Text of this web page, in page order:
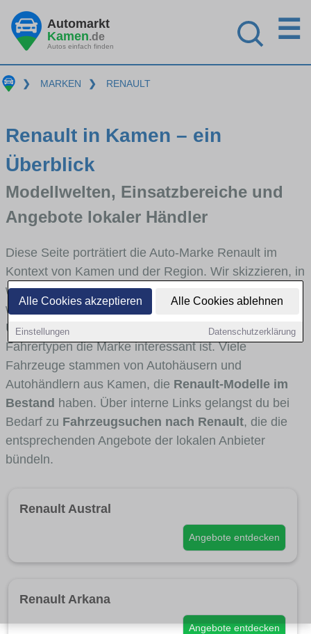
Alle Cookies akzeptieren Alle Cookies ablehnen
Einstellungen Datenschutzerklärung
Automarkt
Kamen.de
Autos einfach finden
☰
❯ MARKEN ❯ RENAULT
Renault in Kamen – ein
Überblick
Modellwelten, Einsatzbereiche und
Angebote lokaler Händler
Diese Seite porträtiert die Auto-Marke Renault im
Kontext von Kamen und der Region. Wir skizzieren, in
welchen Fahrzeugklassen Renault stark vertreten ist,
welche Modellreihen häufig im Stadt- und
Umlandverkehr zu sehen sind und für welche
Fahrertypen die Marke interessant ist. Viele
Fahrzeuge stammen von Autohäusern und
Autohändlern aus Kamen, die Renault-Modelle im
Bestand haben. Über interne Links gelangst du bei
Bedarf zu Fahrzeugsuchen nach Renault, die die
entsprechenden Angebote der lokalen Anbieter
bündeln.
Renault Austral
Angebote entdecken
Renault Arkana
Angebote entdecken